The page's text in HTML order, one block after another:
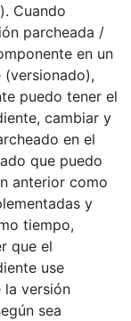
Cuando
parcheada /
en un
puedo tener el
cambiar y
en el
que puedo
anterior como
y
tiempo,
que el
use
la versión
sea